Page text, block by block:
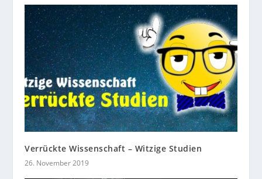
Verrückte Wissenschaft – Witzige Studien
26. November 2019